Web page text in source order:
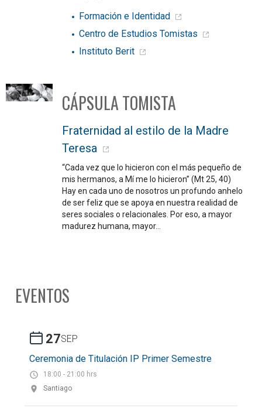
Formación e Identidad
Centro de Estudios Tomistas
Instituto Berit
CÁPSULA TOMISTA
Fraternidad al estilo de la Madre
Teresa
“Cada vez que lo hicieron con el más pequeño de
mis hermanos, a Mí me lo hicieron” (Mt 25, 40)
Hay en cada uno de nosotros un profundo anhelo
de ser feliz que se apoya en nuestra realidad de
seres sociales o relacionales. Por eso, a mayor
madurez humana, mayor…
EVENTOS
27SEP
Ceremonia de Titulación IP Primer Semestre
18:00 - 21:00 hrs
Santiago